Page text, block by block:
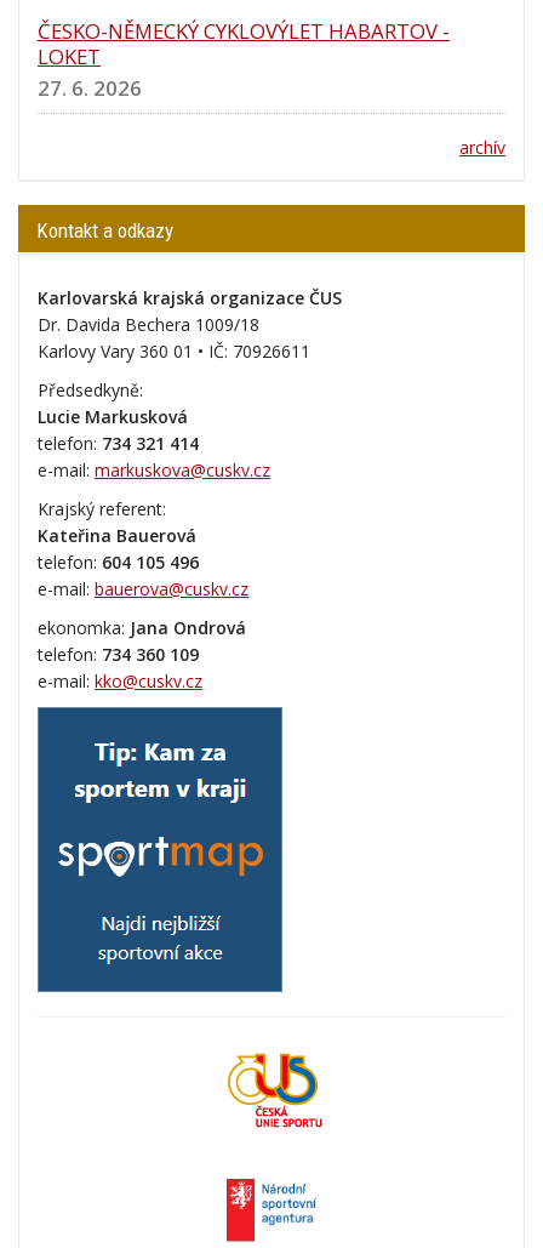
ČESKO-NĚMECKÝ CYKLOVÝLET HABARTOV -
LOKET
27. 6. 2026
archív
Kontakt a odkazy
Karlovarská krajská organizace ČUS
Dr. Davida Bechera 1009/18
Karlovy Vary 360 01 • IČ: 70926611
Předsedkyně:
Lucie Markusková
telefon: 734 321 414
e-mail: markuskova@cuskv.cz
Krajský referent:
Kateřina Bauerová
telefon: 604 105 496
e-mail: bauerova@cuskv.cz
ekonomka: Jana Ondrová
telefon: 734 360 109
e-mail: kko@cuskv.cz